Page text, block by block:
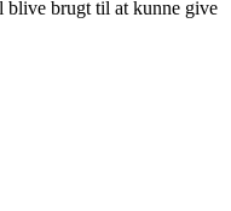
blive brugt til at kunne give